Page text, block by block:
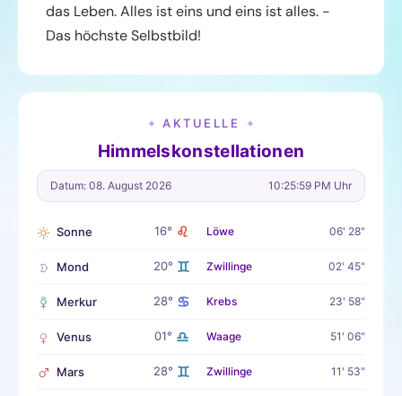
das Leben. Alles ist eins und eins ist alles. -
Das höchste Selbstbild!
✦ AKTUELLE ✦
Himmelskonstellationen
Datum: 08. August 2026 10:26:00 PM Uhr
Sonne 16° ♌ Löwe 06' 28"
Mond 20° ♊ Zwillinge 02' 45"
Merkur 28° ♋ Krebs 23' 58"
Venus 01° ♎ Waage 51' 06"
Mars 28° ♊ Zwillinge 11' 53"